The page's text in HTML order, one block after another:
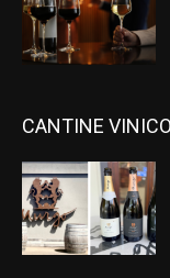
CANTINE